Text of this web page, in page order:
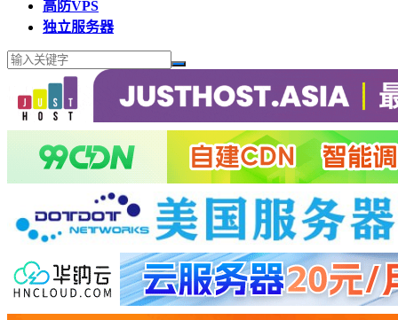
高防VPS
独立服务器